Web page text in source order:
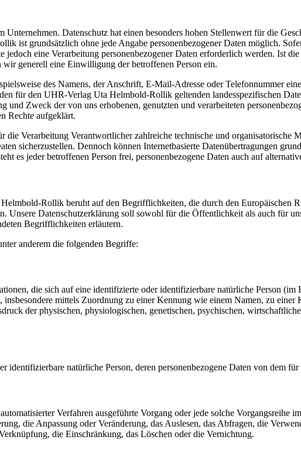
Unternehmen. Datenschutz hat einen besonders hohen Stellenwert für die
ist grundsätzlich ohne jede Angabe personenbezogener Daten möglich.
jedoch eine Verarbeitung personenbezogener Daten erforderlich werden. Ist
generell eine Einwilligung der betroffenen Person ein.
des Namens, der Anschrift, E-Mail-Adresse oder Telefonnummer
für den UHR-Verlag Uta Helmbold-Rollik geltenden landesspezifischen
Zweck der von uns erhobenen, genutzten und verarbeiteten
Rechte aufgeklärt.
Verarbeitung Verantwortlicher zahlreiche technische und organisatorische
sicherzustellen. Dennoch können Internetbasierte Datenübertragungen
es jeder betroffenen Person frei, personenbezogene Daten auch auf
Rollik beruht auf den Begrifflichkeiten, die durch den Europäischen
Datenschutzerklärung soll sowohl für die Öffentlichkeit als auch für
Begrifflichkeiten erläutern.
anderem die folgenden Begriffe:
die sich auf eine identifizierte oder identifizierbare natürliche Person
insbesondere mittels Zuordnung zu einer Kennung wie einem Namen, zu
der physischen, physiologischen, genetischen, psychischen,
identifizierbare natürliche Person, deren personenbezogene Daten von dem
Verfahren ausgeführte Vorgang oder jede solche Vorgangsreihe
die Anpassung oder Veränderung, das Auslesen, das Abfragen, die
die Einschränkung, das Löschen oder die Vernichtung.